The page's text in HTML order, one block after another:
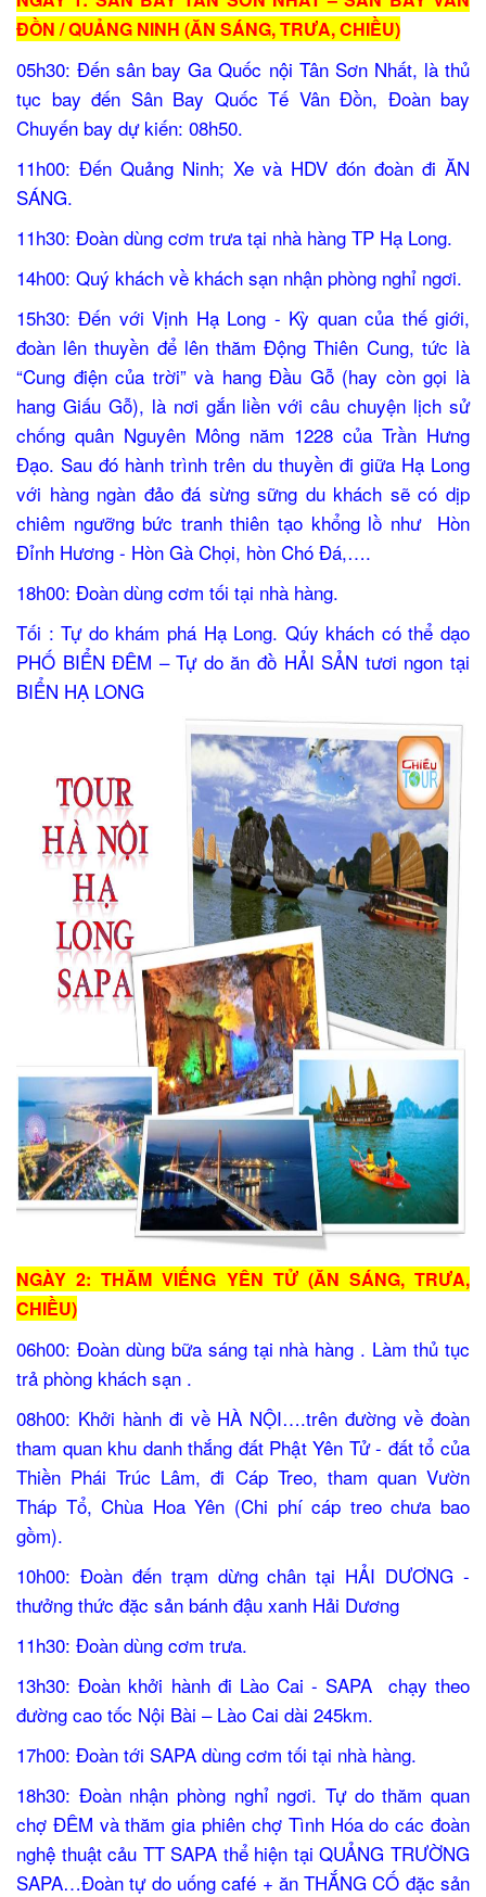
ĐỒN / QUẢNG NINH (ĂN SÁNG, TRƯA, CHIỀU)
05h30: Đến sân bay Ga Quốc nội Tân Sơn Nhất, là thủ
tục bay đến Sân Bay Quốc Tế Vân Đồn, Đoàn bay
Chuyến bay dự kiến: 08h50.
11h00: Đến Quảng Ninh; Xe và HDV đón đoàn đi ĂN
SÁNG.
11h30: Đoàn dùng cơm trưa tại nhà hàng TP Hạ Long.
14h00: Quý khách về khách sạn nhận phòng nghỉ ngơi.
15h30: Đến với Vịnh Hạ Long - Kỳ quan của thế giới,
đoàn lên thuyền để lên thăm Động Thiên Cung, tức là
“Cung điện của trời” và hang Đầu Gỗ (hay còn gọi là
hang Giấu Gỗ), là nơi gắn liền với câu chuyện lịch sử
chống quân Nguyên Mông năm 1228 của Trần Hưng
Đạo. Sau đó hành trình trên du thuyền đi giữa Hạ Long
với hàng ngàn đảo đá sừng sững du khách sẽ có dịp
chiêm ngưỡng bức tranh thiên tạo khổng lồ như Hòn
Đỉnh Hương - Hòn Gà Chọi, hòn Chó Đá,….
18h00: Đoàn dùng cơm tối tại nhà hàng.
Tối : Tự do khám phá Hạ Long. Qúy khách có thể dạo
PHỐ BIỂN ĐÊM – Tự do ăn đồ HẢI SẢN tươi ngon tại
BIỂN HẠ LONG
NGÀY 2: THĂM VIẾNG YÊN TỬ (ĂN SÁNG, TRƯA,
CHIỀU)
06h00: Đoàn dùng bữa sáng tại nhà hàng . Làm thủ tục
trả phòng khách sạn .
08h00: Khởi hành đi về HÀ NỘI….trên đường về đoàn
tham quan khu danh thắng đất Phật Yên Tử - đất tổ của
Thiền Phái Trúc Lâm, đi Cáp Treo, tham quan Vườn
Tháp Tổ, Chùa Hoa Yên (Chi phí cáp treo chưa bao
gồm).
10h00: Đoàn đến trạm dừng chân tại HẢI DƯƠNG -
thưởng thức đặc sản bánh đậu xanh Hải Dương
11h30: Đoàn dùng cơm trưa.
13h30: Đoàn khởi hành đi Lào Cai - SAPA chạy theo
đường cao tốc Nội Bài – Lào Cai dài 245km.
17h00: Đoàn tới SAPA dùng cơm tối tại nhà hàng.
18h30: Đoàn nhận phòng nghỉ ngơi. Tự do thăm quan
chợ ĐÊM và thăm gia phiên chợ Tình Hóa do các đoàn
nghệ thuật cảu TT SAPA thể hiện tại QUẢNG TRƯỜNG
SAPA…Đoàn tự do uống café + ăn THẮNG CỐ đặc sản